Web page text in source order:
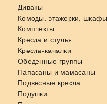
Диваны
Комоды, этажерки, шкафы
Комплекты
Кресла и стулья
Кресла-качалки
Обеденные группы
Папасаны и мамасаны
Подвесные кресла
Подушки